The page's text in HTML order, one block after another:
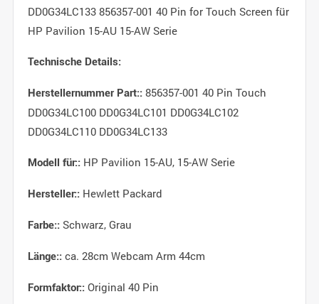
DD0G34LC133 856357-001 40 Pin for Touch Screen für
HP Pavilion 15-AU 15-AW Serie
Technische Details:
Herstellernummer Part::856357-001 40 Pin Touch
DD0G34LC100 DD0G34LC101 DD0G34LC102
DD0G34LC110 DD0G34LC133
Modell für::HP Pavilion 15-AU, 15-AW Serie
Hersteller::Hewlett Packard
Farbe::Schwarz, Grau
Länge::ca. 28cm Webcam Arm 44cm
Formfaktor::Original 40 Pin